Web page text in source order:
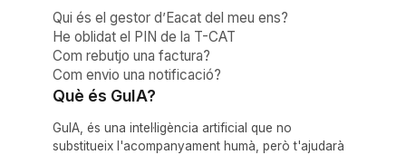
Què és GuIA?
GuIA, és una intel·ligència artificial que no
substitueix l'acompanyament humà, però t'ajudarà
Qui és el gestor d’Eacat del meu ens?
He oblidat el PIN de la T-CAT
Com rebutjo una factura?
Com envio una notificació?